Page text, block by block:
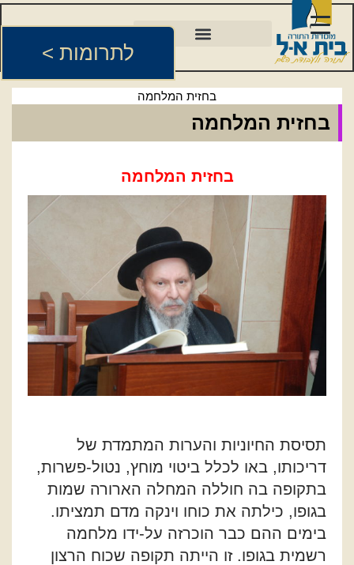
לתרומות >
בחזית המלחמה
בחזית המלחמה
בחזית המלחמה
תסיסת החיוניות והערות המתמדת של
דריכותו, באו לכלל ביטוי מוחץ, נטול-פשרות,
בתקופה בה חוללה המחלה הארורה שמות
בגופו, כילתה את כוחו וינקה מדם תמציתו.
בימים ההם כבר הוכרזה על-ידו מלחמה
רשמית בגופו. זו הייתה תקופה שכוח הרצון